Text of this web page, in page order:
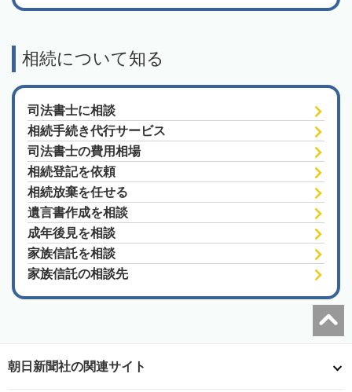
相続について知る
司法書士に相談
相続手続き代行サービス
司法書士の費用相場
相続登記を依頼
相続放棄を任せる
遺言書作成を相談
成年後見を相談
家族信託を相談
家族信託の相談先
朝日新聞社の関連サイト